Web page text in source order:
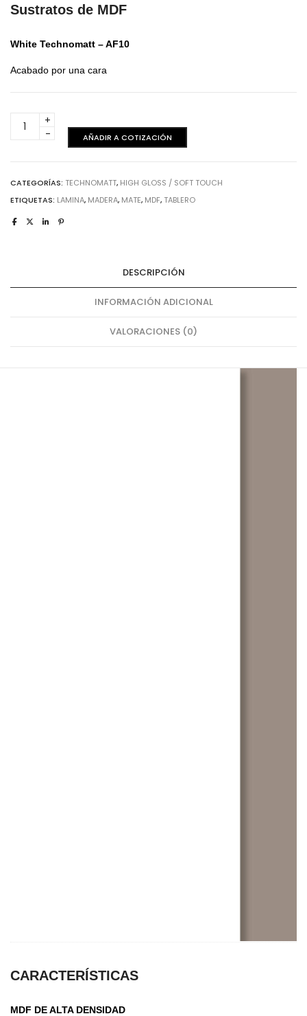
Sustratos de MDF
White Technomatt – AF10
Acabado por una cara
Technomatt
cantidad
AÑADIR A COTIZACIÓN
CATEGORÍAS: TECHNOMATT, HIGH GLOSS / SOFT TOUCH
ETIQUETAS: LAMINA, MADERA, MATE, MDF, TABLERO
DESCRIPCIÓN
INFORMACIÓN ADICIONAL
VALORACIONES (0)
CARACTERÍSTICAS
MDF DE ALTA DENSIDAD